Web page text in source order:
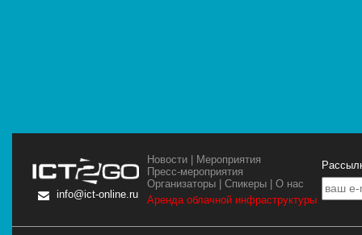
info@ict-online.ru
Новости | Мероприятия
Пресс-мероприятия
Организаторы |Спикеры |О нас
Аренда облачной инфраструктуры